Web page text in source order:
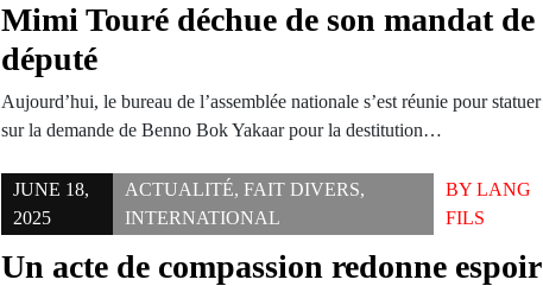
Mimi Touré déchue de son mandat de
député
Aujourd’hui, le bureau de l’assemblée nationale s’est réunie pour statuer
sur la demande de Benno Bok Yakaar pour la destitution…
JUNE 18,
2025
ACTUALITÉ,FAIT DIVERS,
INTERNATIONAL
BYLANG
FILS
Un acte de compassion redonne espoir